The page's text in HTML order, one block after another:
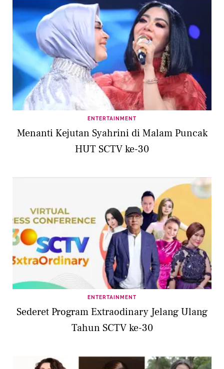
ENTERTAINMENT
Menanti Kejutan Syahrini di Malam Puncak
HUT SCTV ke-30
ENTERTAINMENT
Sederet Program Extraodinary Jelang Ulang
Tahun SCTV ke-30